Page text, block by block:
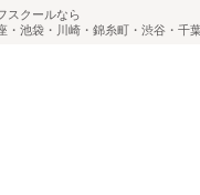
スクールなら
池袋・川崎・錦糸町・渋谷・